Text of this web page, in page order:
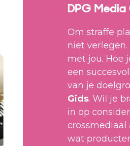
DPG Media
Om straffe
niet
met jou. Hoe
een
van je
Gids. Wil je
in op
crossmediaal
wat